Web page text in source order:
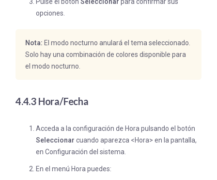
opciones.
Nota: El modo nocturno anulará el tema seleccionado.
Solo hay una combinación de colores disponible para
el modo nocturno.
4.4.3 Hora/Fecha
Acceda a la configuración de Hora pulsando el botón
Seleccionar cuando aparezca <Hora> en la pantalla,
en Configuración del sistema.
En el menú Hora puedes: